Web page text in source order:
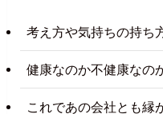
考え方や気持ちの持ち
健康なのか不健康なの
これであの会社とも縁